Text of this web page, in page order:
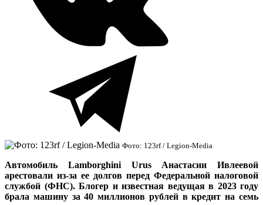
Фото: 123rf / Legion-Media
Автомобиль Lamborghini Urus Анастасии Ивлеевой
арестовали из-за ее долгов перед Федеральной налоговой
службой (ФНС). Блогер и известная ведущая в 2023 году
брала машину за 40 миллионов рублей в кредит на семь